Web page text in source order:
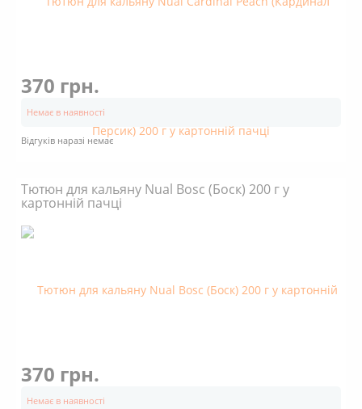
370 грн.
Немає в наявності
Відгуків наразі немає
Тютюн для кальяну Nual Bosc (Боск) 200 г у
картонній пачці
370 грн.
Немає в наявності